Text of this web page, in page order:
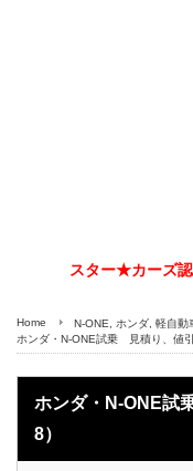
スター★カーズ
Home N-ONE ホンダ 軽自動
ホンダ・N-ONE試乗 見積り、値
ホンダ・N-ONE試
8）